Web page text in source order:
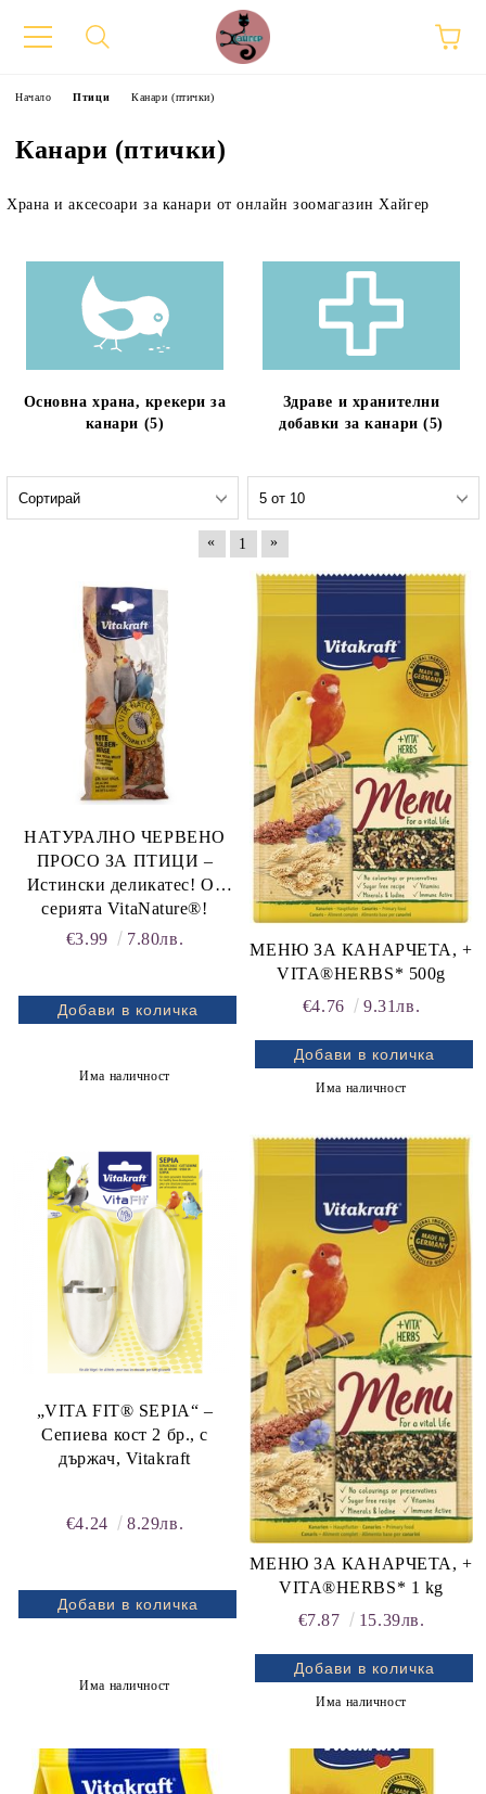
Flatazor,
Начало Птици Канари (птички)
Канари (птички)
Храна и аксесоари за канари от онлайн зоомагазин Хайгер
Основна храна, крекери за
канари (5)
Здраве и хранителни
добавки за канари (5)
« 1 »
НАТУРАЛНО ЧЕРВЕНО
ПРОСО ЗА ПТИЦИ –
Истински деликатес! От
серията VitaNature®!
Естествено добро!
€3.99 7.80лв.
Има наличност
МЕНЮ ЗА КАНАРЧЕТА, +
VITA®HERBS* 500g
€4.76
9.31лв.
Има наличност
„VITA FIT® SEPIA“ –
Сепиева кост 2 бр., с
държач, Vitakraft
€4.24 8.29лв.
Има наличност
МЕНЮ ЗА КАНАРЧЕТА, +
VITA®HERBS* 1 kg
€7.87
15.39лв.
Има наличност